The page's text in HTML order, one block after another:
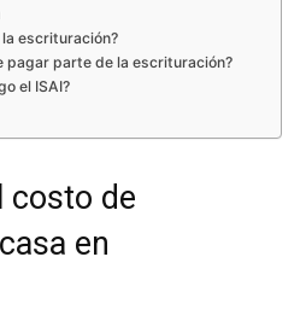
escrituración?
pagar parte de la escrituración?
el ISAI?
costo de
en